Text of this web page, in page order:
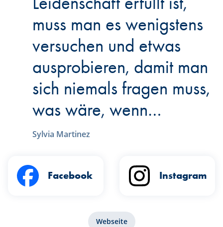
muss man es wenigstens
versuchen und etwas
ausprobieren, damit man
sich niemals fragen muss,
was wäre, wenn…
Sylvia Martinez
Facebook Instagram
Webseite